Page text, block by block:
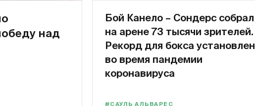
над
Бой Канело – Сондерс собрал
на арене 73 тысячи зрителей.
Рекорд для бокса установлен
во время пандемии
коронавируса
#САУЛЬ АЛЬВАРЕС